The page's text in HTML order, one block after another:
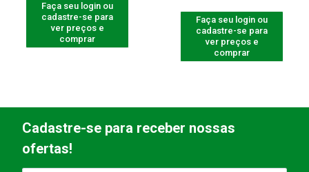
Faça seu login ou
cadastre-se para
ver preços e
comprar
Faça seu login ou
cadastre-se para
ver preços e
comprar
Cadastre-se para receber nossas
ofertas!